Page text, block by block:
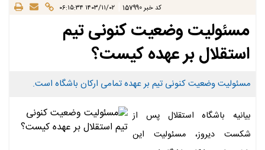
کد خبر 157990 ۱۴۰۳/۱۱/۰۲ ۰۶:۱۵:۳۴
مسئولیت وضعیت کنونی تیم
استقلال بر عهده کیست؟
مسئولیت وضعیت کنونی تیم بر عهده تمامی ارکان باشگاه است.
بیانیه باشگاه استقلال پس از
شکست دیروز، مسئولیت این